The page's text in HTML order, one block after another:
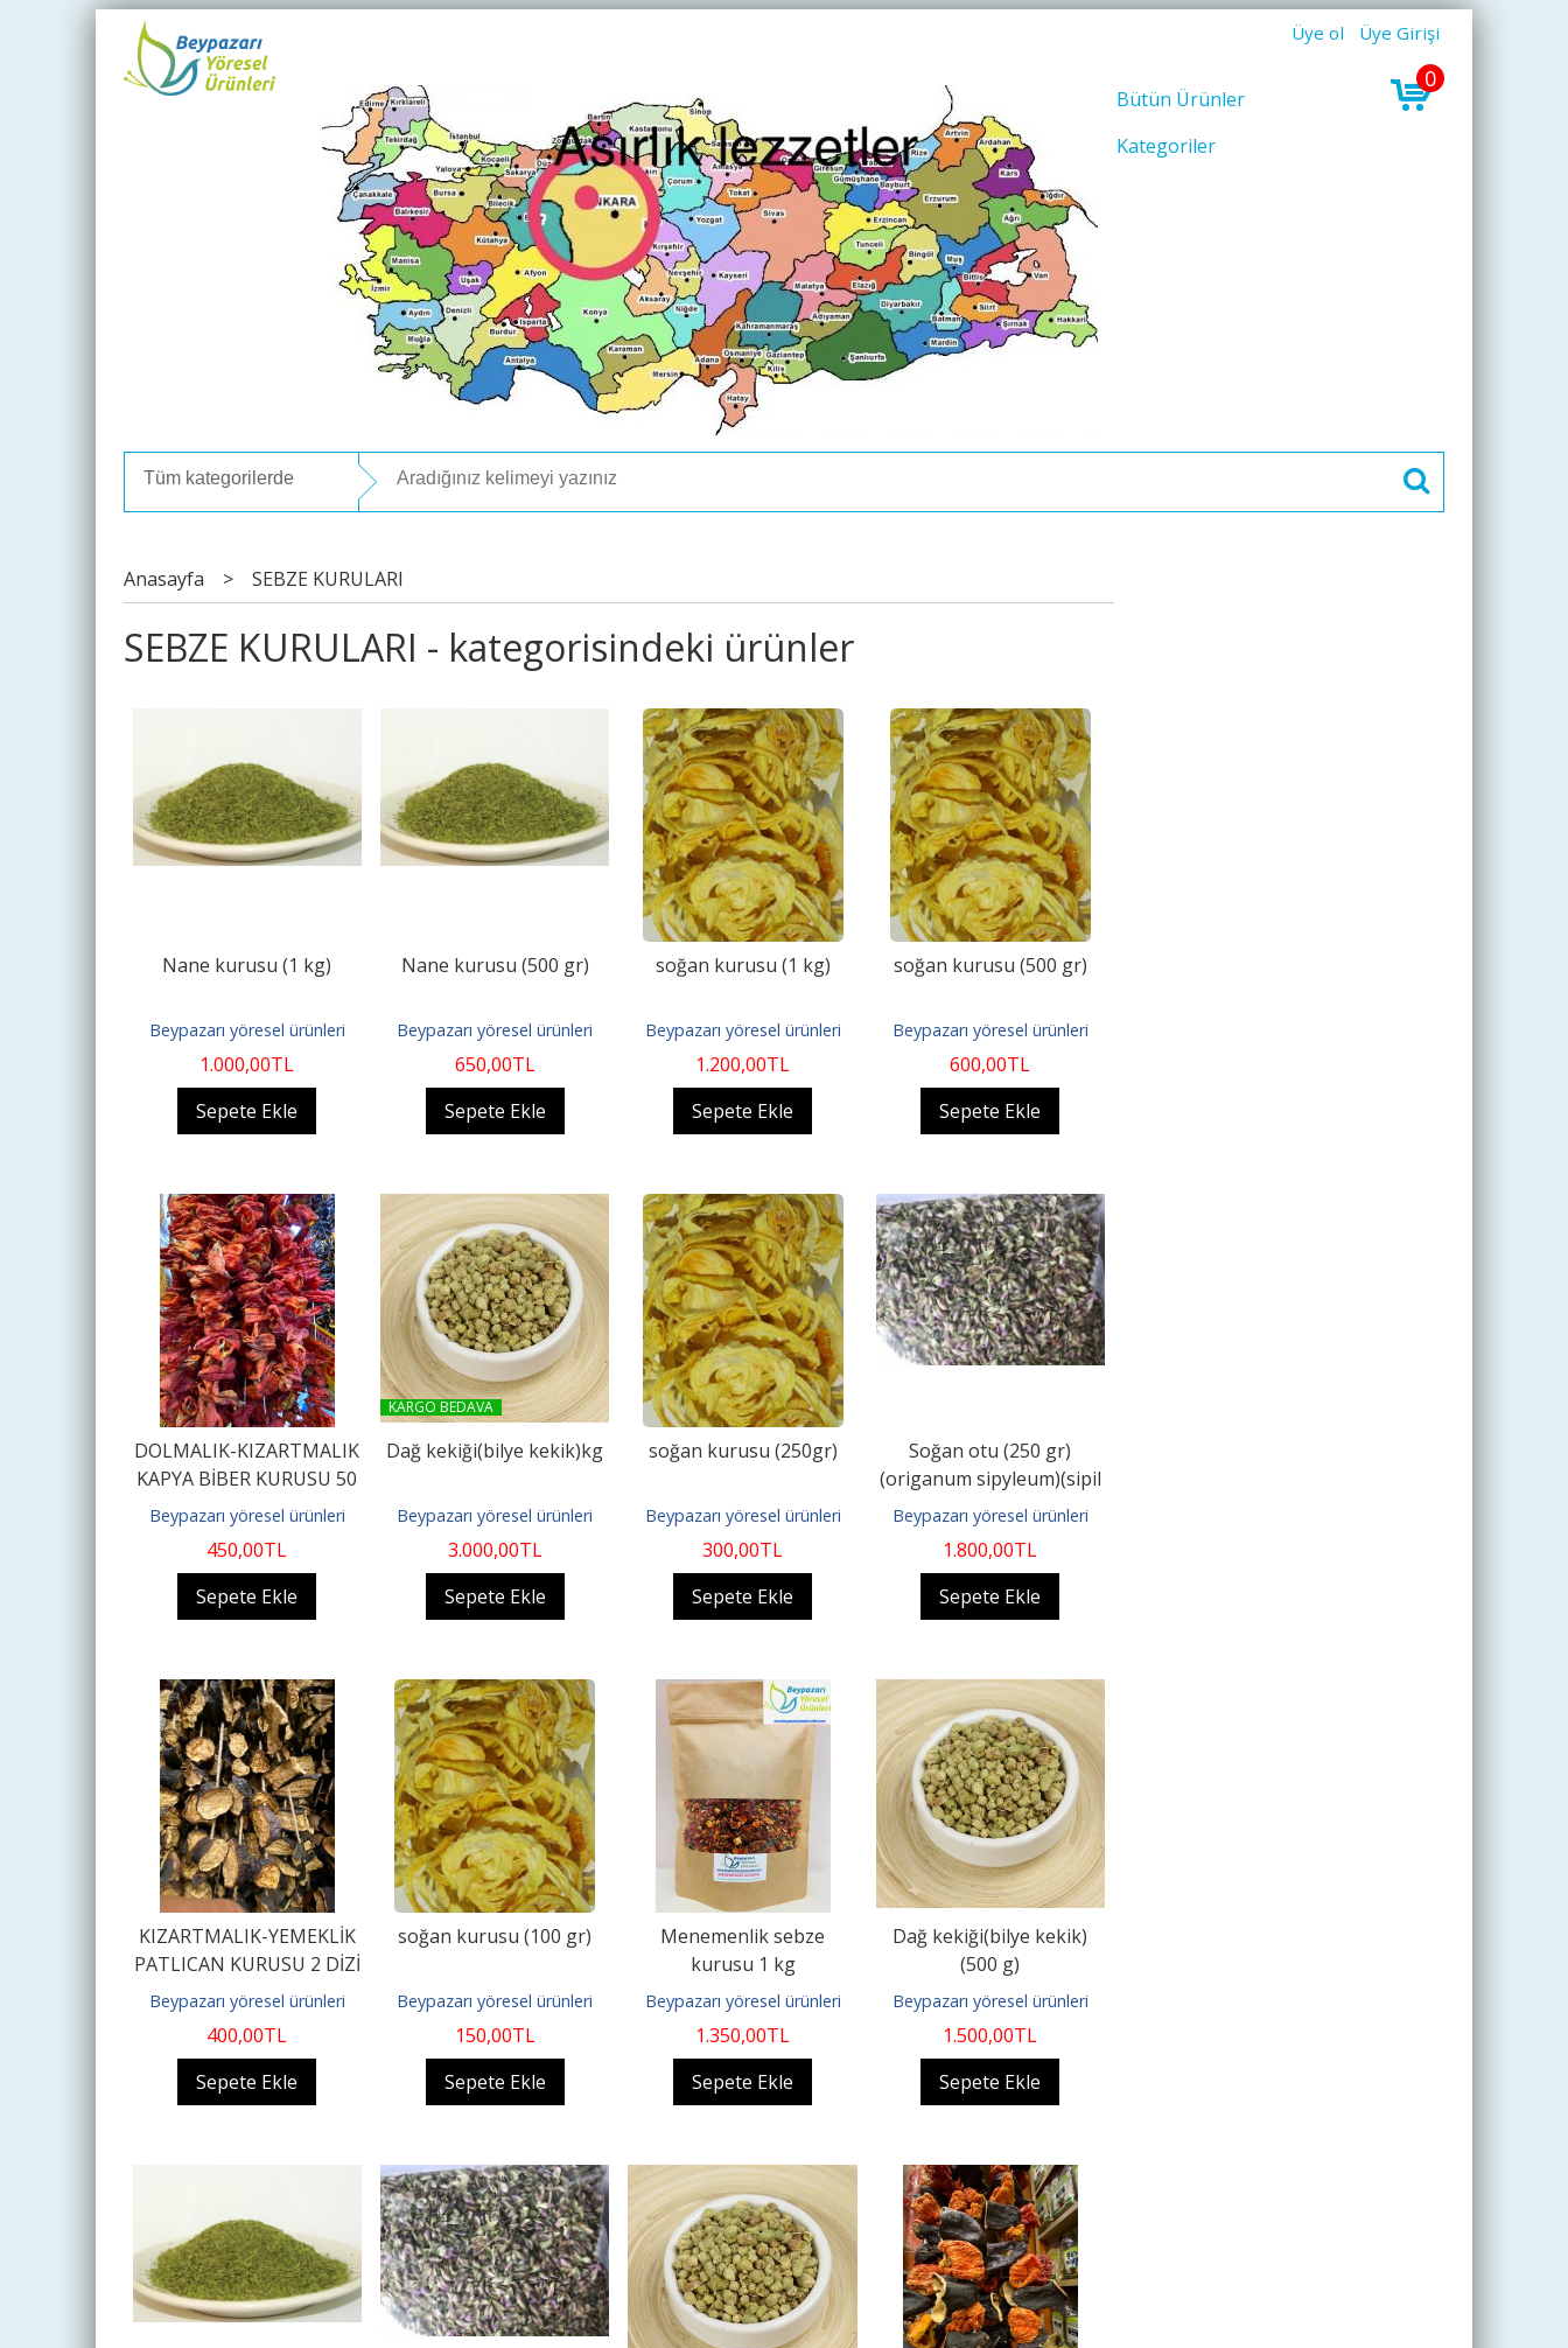
Üye ol Üye Girişi
Bütün Ürünler
Kategoriler
0
Anasayfa > SEBZE KURULARI
SEBZE KURULARI - kategorisindeki ürünler
Nane kurusu (1 kg)
Beypazarı yöresel ürünleri
1.000,00TL
Sepete Ekle
Nane kurusu (500 gr)
Beypazarı yöresel ürünleri
650,00TL
Sepete Ekle
soğan kurusu (1 kg)
Beypazarı yöresel ürünleri
1.200,00TL
Sepete Ekle
soğan kurusu (500 gr)
Beypazarı yöresel ürünleri
600,00TL
Sepete Ekle
DOLMALIK-KIZARTMALIK
KAPYA BİBER KURUSU 50
ADET
Beypazarı yöresel ürünleri
450,00TL
Sepete Ekle
KARGO BEDAVA
Dağ kekiği(bilye kekik)kg
Beypazarı yöresel ürünleri
3.000,00TL
Sepete Ekle
soğan kurusu (250gr)
Beypazarı yöresel ürünleri
300,00TL
Sepete Ekle
Soğan otu (250 gr)
(origanum sipyleum)(sipil
mercanköşkü)
Beypazarı yöresel ürünleri
1.800,00TL
Sepete Ekle
KIZARTMALIK-YEMEKLİK
PATLICAN KURUSU 2 DİZİ
Beypazarı yöresel ürünleri
400,00TL
Sepete Ekle
soğan kurusu (100 gr)
Beypazarı yöresel ürünleri
150,00TL
Sepete Ekle
Menemenlik sebze
kurusu 1 kg
Beypazarı yöresel ürünleri
1.350,00TL
Sepete Ekle
Dağ kekiği(bilye kekik)
(500 g)
Beypazarı yöresel ürünleri
1.500,00TL
Sepete Ekle